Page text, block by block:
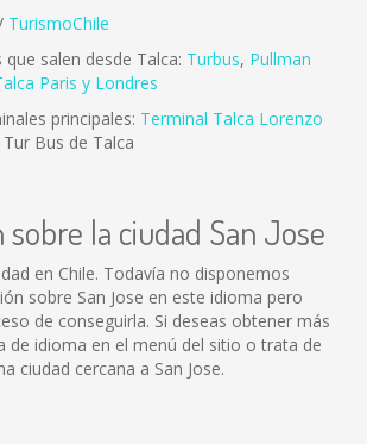
TurismoChile
salen desde Talca: Turbus, Pullman
Paris y Londres
principales: Terminal Talca Lorenzo
Bus de Talca
la ciudad San Jose
en Chile. Todavía no disponemos
sobre San Jose en este idioma pero
de conseguirla. Si deseas obtener más
de idioma en el menú del sitio o trata de
ciudad cercana a San Jose.